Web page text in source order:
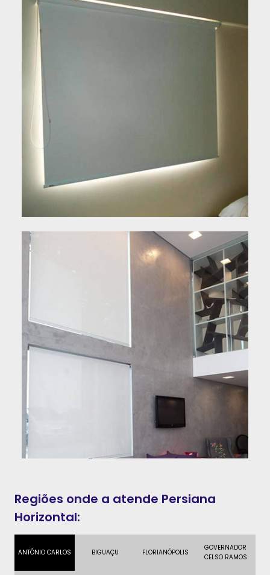
Regiões onde a atende Persiana
Horizontal:
ANTÔNIO CARLOS BIGUAÇU FLORIANÓPOLIS
GOVERNADOR
CELSO RAMOS